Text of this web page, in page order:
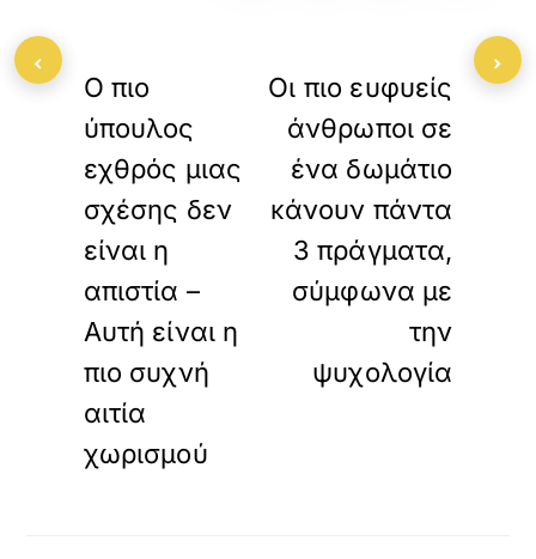
«
Ο πιο
ύπουλος
εχθρός μιας
σχέσης δεν
είναι η
απιστία –
Αυτή είναι η
πιο συχνή
αιτία
χωρισμού
»
Οι πιο ευφυείς
άνθρωποι σε
ένα δωμάτιο
κάνουν πάντα
3 πράγματα,
σύμφωνα με
την
ψυχολογία
‹ ›